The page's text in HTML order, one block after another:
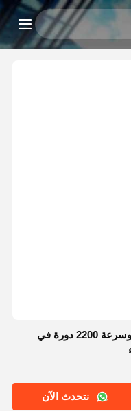
محرك ديزل كوبوتا بقوة 54.6 كيلو واط وسرعة 2200 دورة في
نتحدث الآن